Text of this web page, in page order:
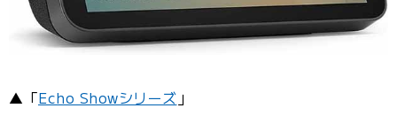
▲「Echo Showシリーズ 」